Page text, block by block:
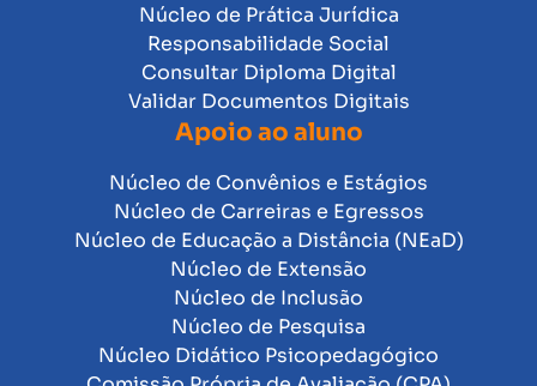
Núcleo de Prática Jurídica
Responsabilidade Social
Consultar Diploma Digital
Validar Documentos Digitais
Apoio ao aluno
Núcleo de Convênios e Estágios
Núcleo de Carreiras e Egressos
Núcleo de Educação a Distância (NEaD)
Núcleo de Extensão
Núcleo de Inclusão
Núcleo de Pesquisa
Núcleo Didático Psicopedagógico